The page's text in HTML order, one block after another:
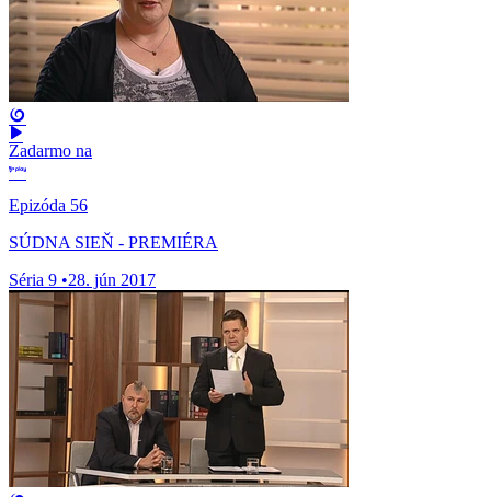
Zadarmo na
Epizóda 56
SÚDNA SIEŇ - PREMIÉRA
Séria 9 •28. jún 2017